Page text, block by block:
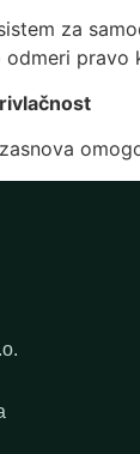
za
odmeri pravo